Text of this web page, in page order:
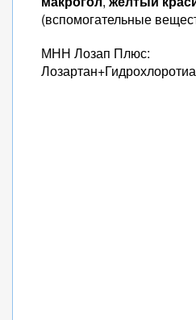
(вспомогательные
МНН Лозап Плюс: